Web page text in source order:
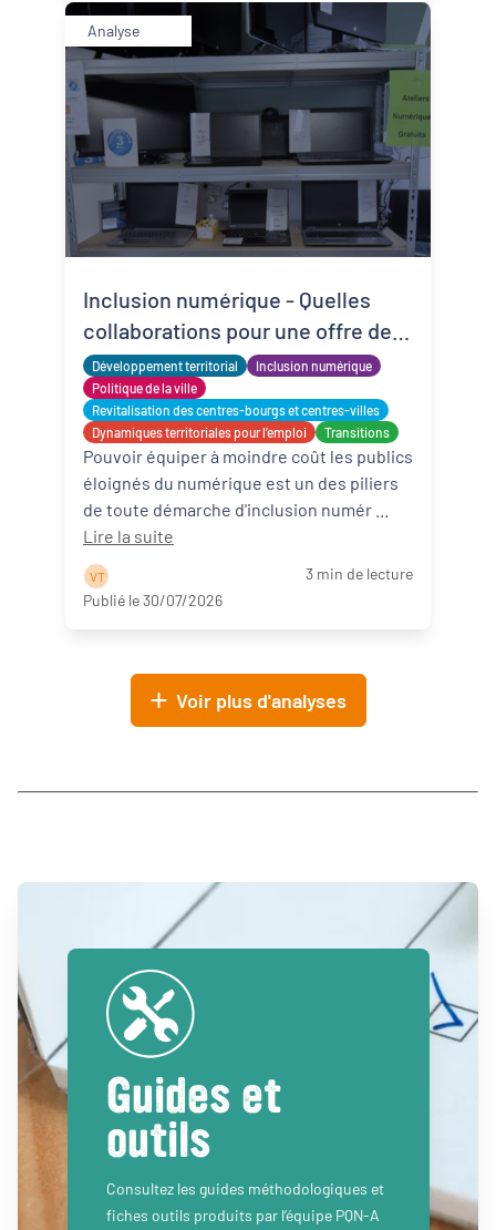
Analyse
Développement territorial
Inclusion numérique
Politique de la ville
Revitalisation des centres-bourgs et centres-villes
Dynamiques territoriales pour l’emploi
Transitions
Inclusion numérique - Quelles
collaborations pour une offre de
matériels reconditionnés locale,
solidaire et adaptée ?
Pouvoir équiper à moindre coût les publics
éloignés du numérique est un des piliers
Lire la suite
V T
3 min de lecture
Publié le 30/07/2026
Voir plus d'analyses
Guides et
outils
Consultez les guides méthodologiques et
fiches outils produits par l’équipe PQN-A